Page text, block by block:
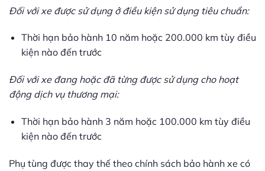
Đối với xe được sử dụng ở điều kiện sử dụng tiêu chuẩn:
Thời hạn bảo hành 10 năm hoặc 200.000 km tùy điều
kiện nào đến trước
Đối với xe đang hoặc đã từng được sử dụng cho hoạt
động dịch vụ thương mại:
Thời hạn bảo hành 3 năm hoặc 100.000 km tùy điều
kiện nào đến trước
Phụ tùng được thay thế theo chính sách bảo hành xe có